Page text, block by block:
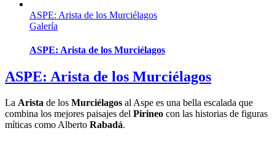
ASPE: Arista de los Murciélagos
Galería
ASPE: Arista de los Murciélagos
ASPE: Arista de los Murciélagos
La Arista de los Murciélagos al Aspe es una bella escalada que
combina los mejores paisajes del Pirineo con las historias de figuras
míticas como Alberto Rabadá.